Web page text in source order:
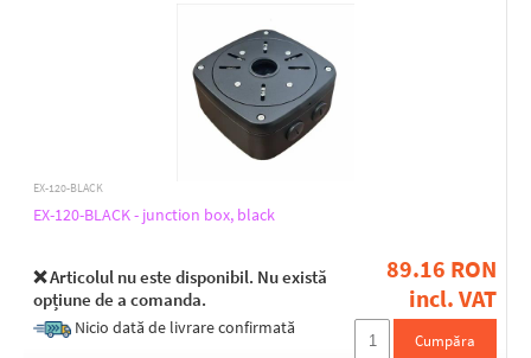
EX-120-BLACK
EX-120-BLACK - junction box, black
❌ Articolul nu este disponibil. Nu există
opțiune de a comanda.
Nicio dată de livrare confirmată
89.16 RON
incl. VAT
Cumpăra